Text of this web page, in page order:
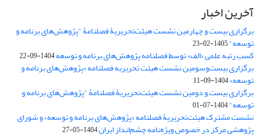
آخرین اخبار
برگزاری بیست و چهارمین نشست هیئت‌تحریریۀ فصلنامۀ "پژوهش‌های برنامه و
توسعه"1405-02-23
کسب رتبه علمی «الف» توسط فصلنامه پژوهش‌های برنامه و توسعه1404-09-22
برگزاری بیست‌وسومین نشست هیئت‌ تحریریه فصلنامه «پژوهش‌های برنامه و
توسعه»1404-09-11
برگزاری بیست و دومین نشست هیئت‌تحریریۀ فصلنامۀ "پژوهش‌های برنامه و
توسعه"1404-07-01
نشست مشترک هیئت‌تحریریۀ فصلنامه «پژوهش‌های برنامه و توسعه» و شورای
پژوهشی مرکز در خصوص ویژه‌نامه چشم‌انداز ایران1404-05-27